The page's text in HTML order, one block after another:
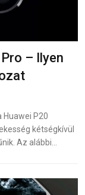
– Ilyen
Huawei P20
kétségkívül
Az alábbi…